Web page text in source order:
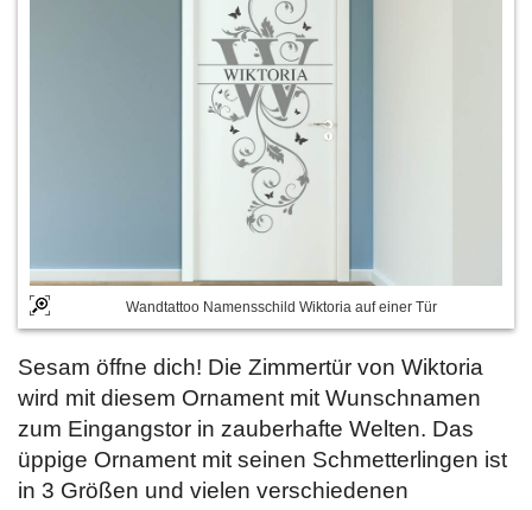
Wandtattoo Namensschild Wiktoria auf einer Tür
Sesam öffne dich! Die Zimmertür von Wiktoria
wird mit diesem Ornament mit Wunschnamen
zum Eingangstor in zauberhafte Welten. Das
üppige Ornament mit seinen Schmetterlingen ist
in 3 Größen und vielen verschiedenen